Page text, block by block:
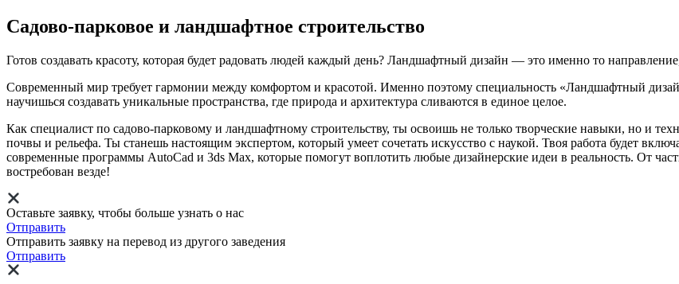
Садово-парковое и ландшафтное строительство
Готов создавать красоту, которая будет радовать людей каждый день? Ландшафтный дизайн — это именно то
Современный мир требует гармонии между комфортом и красотой. Именно поэтому специальность «Ландшафтный
научишься создавать уникальные пространства, где природа и архитектура сливаются в единое целое.
Как специалист по садово-парковому и ландшафтному строительству, ты освоишь не только творческие навыки, но и
почвы и рельефа. Ты станешь настоящим экспертом, который умеет сочетать искусство с наукой. Твоя работа будет
современные программы AutoCad и 3ds Max, которые помогут воплотить любые дизайнерские идеи в реальность. От
востребован везде!
Оставьте заявку, чтобы больше узнать о нас
Отправить
Отправить заявку на перевод из другого заведения
Отправить